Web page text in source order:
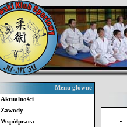
Menu główne
Aktualności
Zawody
Współpraca